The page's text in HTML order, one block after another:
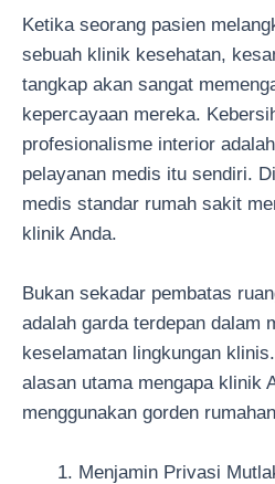
Ketika seorang pasien
sebuah klinik kesehatan,
tangkap akan sangat
kepercayaan mereka.
profesionalisme interior
pelayanan medis itu sendiri.
medis standar rumah sakit
klinik Anda.
Bukan sekadar pembatas
adalah garda terdepan dalam
keselamatan lingkungan
alasan utama mengapa klinik
menggunakan gorden
Menjamin Privasi